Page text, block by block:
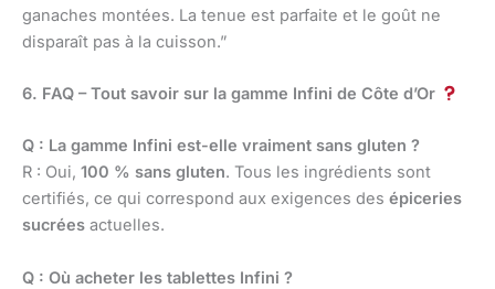
ganaches montées. La tenue est parfaite et le goût ne
disparaît pas à la cuisson.”
6. FAQ – Tout savoir sur la gamme Infini de Côte d’Or
Q : La gamme Infini est-elle vraiment sans gluten ?
R : Oui, 100 % sans gluten. Tous les ingrédients sont
certifiés, ce qui correspond aux exigences des épiceries
sucrées actuelles.
Q : Où acheter les tablettes Infini ?